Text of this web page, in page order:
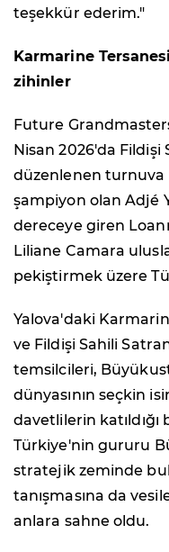
teşekkür ederim."
Karmarine
zihinler
Future
Nisan 2026'da
düzenlenen turnuva
şampiyon olan Adjé
dereceye giren
Liliane Camara
pekiştirmek üzere
Yalova'daki
ve Fildişi Sahili
temsilcileri,
dünyasının seçkin
davetlilerin
Türkiye'nin gururu
stratejik zeminde
tanışmasına da
anlara sahne oldu.